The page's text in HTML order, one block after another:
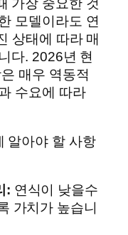
가장 중요한 것
모델이라도 연
상태에 따라 매
다. 2026년 현
매우 역동적
수요에 따라
알아야 할 사항
: 연식이 낮을수
가치가 높습니